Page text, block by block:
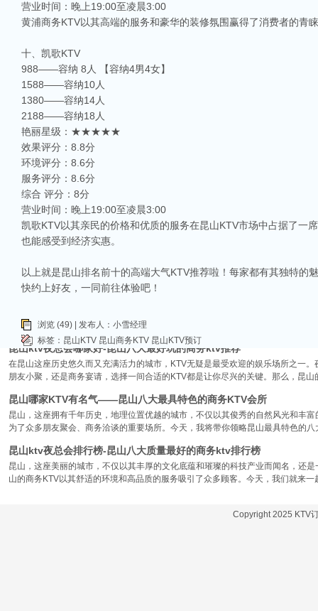
相关推荐
昆山ktv夜场哪里好玩-昆山八大便宜好玩的商务ktv会所排名
昆山天外天KTV以其优雅的环境和周到的服务著称。这里不仅拥有现代的音响设
响，给你带来无与伦比的视听享受。这里还提供多种酒水和小吃，确保你和朋友
昆山ktv哪个比较好-昆山八大比较好的ktv娱乐会所推荐
昆山，一座充满活力与魅力的城市，以其丰富的美食、独特的文化和而闻名。如
昆山市区周边有哪些好玩的ktv-昆山五大高端ktv排名
KTV排名，带你领略一下这其中的魅力！
昆山ktv夜总会哪家好-昆山八大最好玩的商务ktv推荐
在昆山这座历史悠久而又充满活力的城市，KTV无疑是最受欢迎的娱乐场所之一
朋友小聚，还是商务宴请，选择一间合适的KTV都是让你尽兴的关键。那么，昆
昆山哪家KTV有名气——昆山八大最具特色的商务KTV会所
昆山，这座拥有千年历史，地理位置优越的城市，不仅以其俊秀的自然风光和丰
为了众多朋友聚会、商务洽谈的重要场所。今天，我将带你领略昆山最具特色的
昆山ktv夜总会排行榜-昆山八大质量最好的商务ktv排行榜
昆山，这座美丽的城市，不仅以其丰厚的文化底蕴和璀璨的科技产业而闻名，还
山的商务KTV以其舒适的环境和高品质的服务吸引了众多顾客。今天，我们就来
营业时间：晚上19:00至凌晨3:00
黄浦商务KTV以其高端的服务和豪华的装修氛围赢得了消费者的青
十、凯歌KTV
988——容纳 8人 【容纳4男4女】
1588——容纳10人
1380——容纳14人
2188——容纳18人
艳丽星级：★★★★★
效果评分：8.8分
环境评分：8.6分
服务评分：8.6分
综合 评分：8分
营业时间：晚上19:00至凌晨3:00
凯歌KTV以其亲民的价格和优质的服务在昆山KTV市场中占据了一
也能感受到经济实惠。
以上就是昆山排名前十的高端大气KTV推荐啦！每家都有其独特
快约上好友，一同前往体验吧！
浏览 (49) | 发布人：小雪经理
标签： 昆山KTV 昆山商务KTV 昆山KTV预订
Copyright 2025 KTV